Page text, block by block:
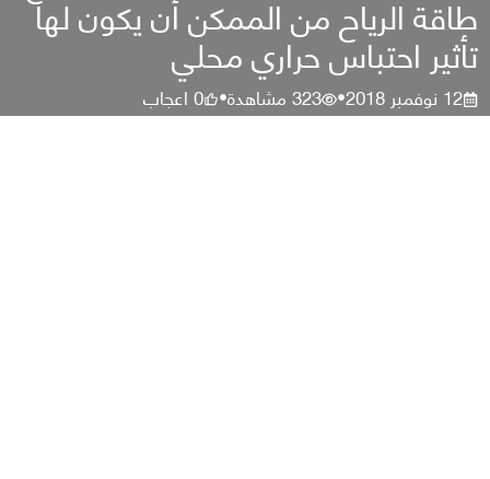
طاقة الرياح من الممكن أن يكون لها
تأثير احتباس حراري محلي
12 نوفمبر 2018 •
323مشاهدة•
0اعجاب